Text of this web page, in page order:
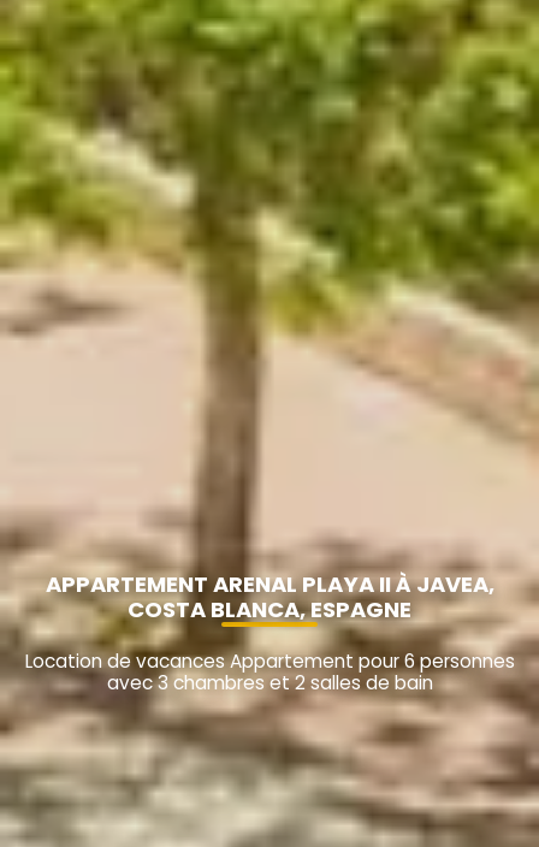
APPARTEMENT ARENAL PLAYA II À JAVEA,
COSTA BLANCA, ESPAGNE
Location de vacances Appartement pour 6 personnes
avec 3 chambres et 2 salles de bain